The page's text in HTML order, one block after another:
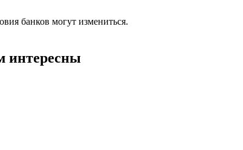
банков могут измениться.
интересны